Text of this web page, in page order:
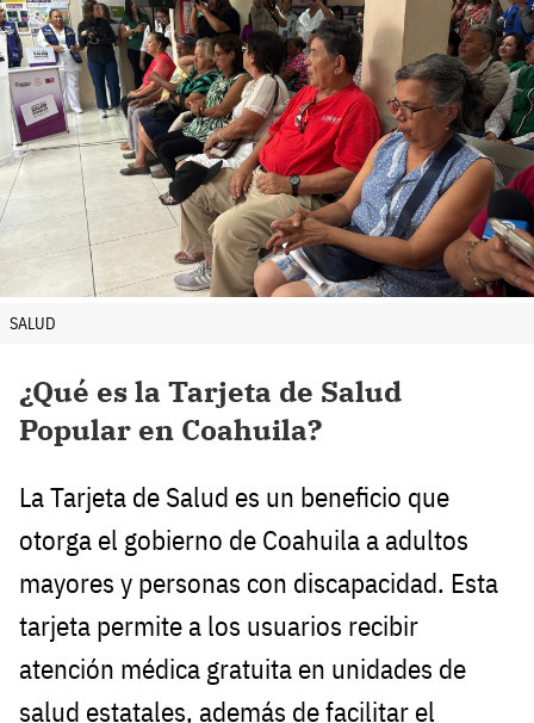
SALUD
¿Qué es la Tarjeta de Salud
Popular en Coahuila?
La Tarjeta de Salud es un beneficio que
otorga el gobierno de Coahuila a adultos
mayores y personas con discapacidad. Esta
tarjeta permite a los usuarios recibir
atención médica gratuita en unidades de
salud estatales, además de facilitar el